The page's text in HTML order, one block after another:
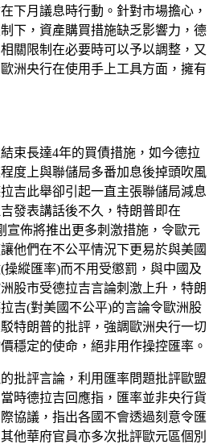
下月議息時行動。針對市場擔心，
下，資產購買措施缺乏影響力，德
關限制在必要時可以予以調整，又
洲央行在使用手上工具方面，擁有
束長達4年的買債措施，如今德拉
度上與聯儲局多番加息後掉頭吹風
吉此舉卻引起一直主張聯儲局減息
發表講話後不久，特朗普即在
宣佈將推出更多刺激措施，令歐元
他們在不公平情況下更易於與美國
縱匯率)而不用受懲罰，與中國及
股市受德拉吉言論刺激上升，特朗
吉(對美國不公平)的言論令歐洲股
特朗普的批評，強調歐洲央行一切
穩定的使命，絕非用作操控匯率。
批評言論，利用匯率問題批評歐盟
時德拉吉回應指，匯率並非央行貨
協議，指出各國不會透過刻意令匯
他華府官員亦多次批評歐元區個別